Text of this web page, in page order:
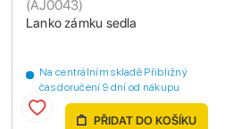
Lanko zámku sedla
(AJ0043)
Na centrálním skladě Přibližný
čas doručení 9 dní od nákupu
PŘIDAT DO KOŠÍKU